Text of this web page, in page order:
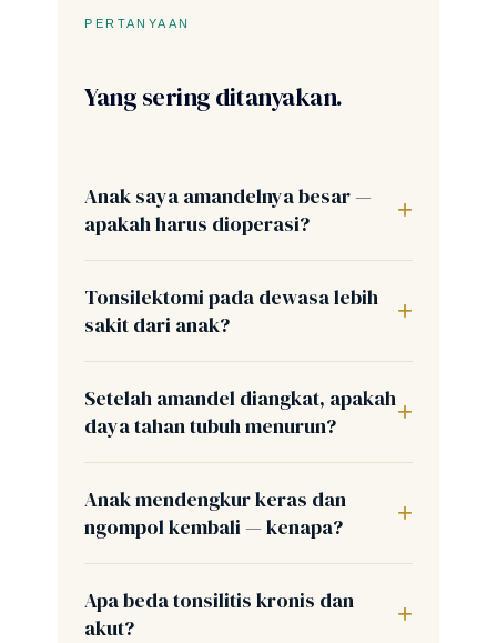
PERTANYAAN
Yang sering ditanyakan.
Anak saya amandelnya besar —
apakah harus dioperasi?
Tonsilektomi pada dewasa lebih
sakit dari anak?
Setelah amandel diangkat, apakah
daya tahan tubuh menurun?
Anak mendengkur keras dan
ngompol kembali — kenapa?
Apa beda tonsilitis kronis dan
akut?